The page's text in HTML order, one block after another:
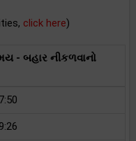
click here)
- બહાર નીકળવાનો